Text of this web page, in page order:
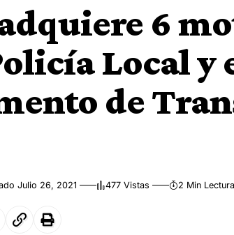
6
Local y
de
Julio 26, 2021 477 Vistas 2 Min Lectura